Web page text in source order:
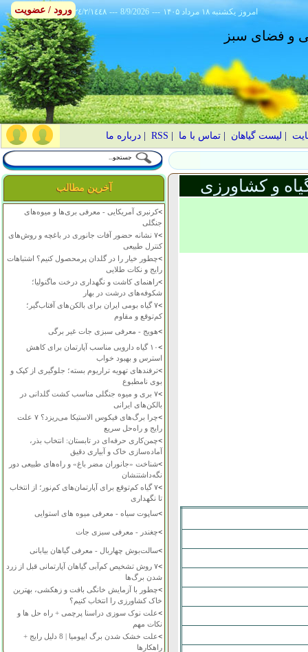
٢٤/٢/١٤٤٨ --- 8/9/2026 --- ۱۴۰۵ يکشنبه ۱۸ مرداد امروز
و فضای سبز
لیست گیاهان |تماس با ما RSS
|درباره ما
آخرین مطالب
>کرنبری آمریکایی - معرفی بری‌ها و میوه‌های
جنگلی
>
۷ نشانه حضور آفات جانوری در باغچه و روش‌های
کنترل طبیعی
>چطور خیار را در گلدان پرمحصول کنیم؟ اشتباهات
رایج و نکات طلایی
>راهنمای کاشت و نگهداری درخت ماگنولیا؛
شکوفه‌های درشت در بهار
>
۷ گیاه بومی ایران برای بالکن‌های آفتاب‌گیر؛
کم‌توقع و مقاوم
>هویج - معرفی سبزی جات غیر برگی
>
۱۰ گیاه دارویی مناسب آپارتمان برای کاهش
استرس و بهبود خواب
>ترفندهای تهویه تراریوم بسته؛ جلوگیری از کپک و
بوی نامطبوع
>
۷ بری و میوه جنگلی مناسب کشت گلدانی در
بالکن‌های ایرانی
>
چرا برگ‌های فیکوس الاستیکا می‌ریزد؟ ۷ علت
رایج و راه‌حل سریع
>چمن‌کاری حرفه‌ای در تابستان: انتخاب بذر،
آماده‌سازی خاک و آبیاری دقیق
>شناخت «جانوران مضر باغ» و راه‌های طبیعی دور
نگه‌داشتنشان
>
۷ گیاه کم‌توقع برای آپارتمان‌های کم‌نور؛ از انتخاب
تا نگهداری
>ساپوت سیاه - معرفی میوه های استوایی
>چغندر - معرفی سبزی جات
>سالت‌بوش چهاربال - معرفی گیاهان بیابانی
>
۷ روش تشخیص کم‌آبی گیاهان آپارتمانی قبل از زرد
شدن برگ‌ها
>چطور با آزمایش خانگی بافت و زهکشی، بهترین
خاک کشاورزی را انتخاب کنیم؟
>علت نوک سوزی دراسنا پرچمی + راه حل ها و
نکات مهم
>
علت خشک شدن برگ ایپومیا | 8 دلیل رایج +
راهکارها
و کشاورزی
ورود / عضویت